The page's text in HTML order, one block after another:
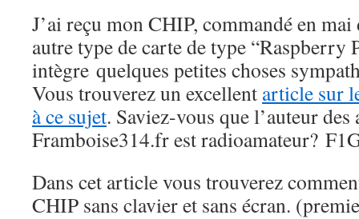
J’ai reçu mon CHIP, commandé en
autre type de carte de type “Raspberry
intègre quelques petites choses
Vous trouverez un excellent article sur
à ce sujet. Saviez-vous que l’auteur
Framboise314.fr est radioamateur?
Dans cet article vous trouverez
CHIP sans clavier et sans écran.